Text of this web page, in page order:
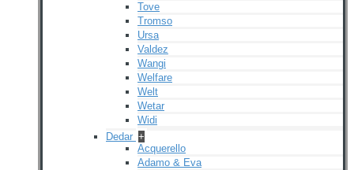
Tove
Tromso
Ursa
Valdez
Wangi
Welfare
Welt
Wetar
Widi
Dedar +
Acquerello
Adamo & Eva